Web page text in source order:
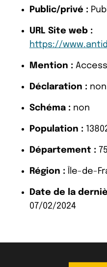
Public/privé :
URL Site web :
https://
Mention :
Déclaration : non
Schéma : non
Population :
Département : 75
Région : Île-de-
Date de la
07/02/2024